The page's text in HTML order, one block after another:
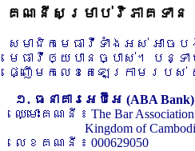
គណនីសម្រាប់វិភាគទាន
សមាជិកមេធាវីទាំងអស់ អាច
មេធាវីឲ្យបានច្បាស់។ បន្
ផ្ញើមកលេខតេឡេក្រាមរបស់ គ
១. ធនាគារអេប៊ីអេ (ABA Bank)
ឈ្មោះគណនី ៖ The Bar Association
Kingdom of
លេខគណនី ៖ 000629050